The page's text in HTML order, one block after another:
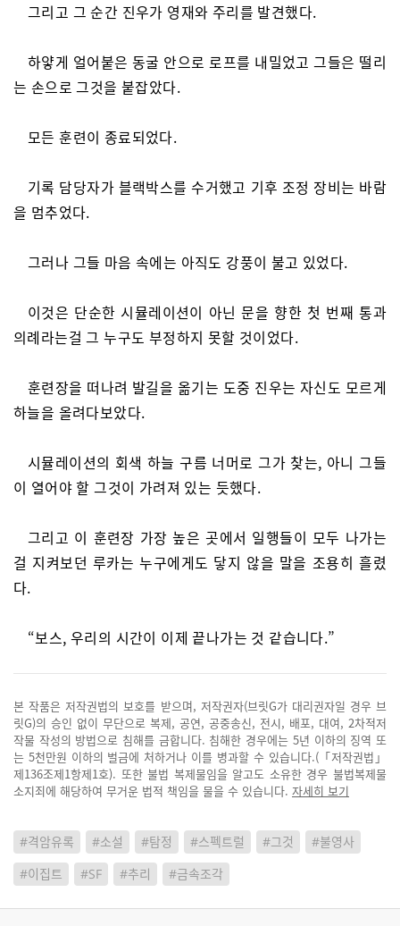
그리고 그 순간 진우가 영재와 주리를 발견했다.
하얗게 얼어붙은 동굴 안으로 로프를 내밀었고 그들은 떨리
는 손으로 그것을 붙잡았다.
모든 훈련이 종료되었다.
기록 담당자가 블랙박스를 수거했고 기후 조정 장비는 바람
을 멈추었다.
그러나 그들 마음 속에는 아직도 강풍이 불고 있었다.
이것은 단순한 시뮬레이션이 아닌 문을 향한 첫 번째 통과
의례라는걸 그 누구도 부정하지 못할 것이었다.
훈련장을 떠나려 발길을 옮기는 도중 진우는 자신도 모르게
하늘을 올려다보았다.
시뮬레이션의 회색 하늘 구름 너머로 그가 찾는, 아니 그들
이 열어야 할 그것이 가려져 있는 듯했다.
그리고 이 훈련장 가장 높은 곳에서 일행들이 모두 나가는
걸 지켜보던 루카는 누구에게도 닿지 않을 말을 조용히 흘렸
다.
“보스, 우리의 시간이 이제 끝나가는 것 같습니다.”
본 작품은 저작권법의 보호를 받으며, 저작권자(브릿G가 대리권자일 경우 브
릿G)의 승인 없이 무단으로 복제, 공연, 공중송신, 전시, 배포, 대여, 2차적저
작물 작성의 방법으로 침해를 금합니다. 침해한 경우에는 5년 이하의 징역 또
는 5천만원 이하의 벌금에 처하거나 이를 병과할 수 있습니다.(「저작권법」
제136조제1항제1호). 또한 불법 복제물임을 알고도 소유한 경우 불법복제물
소지죄에 해당하여 무거운 법적 책임을 물을 수 있습니다. 자세히 보기
#격암유록 #소설 #탐정 #스펙트럴 #그것
#불영사
#이집트
#SF #추리 #금속조각